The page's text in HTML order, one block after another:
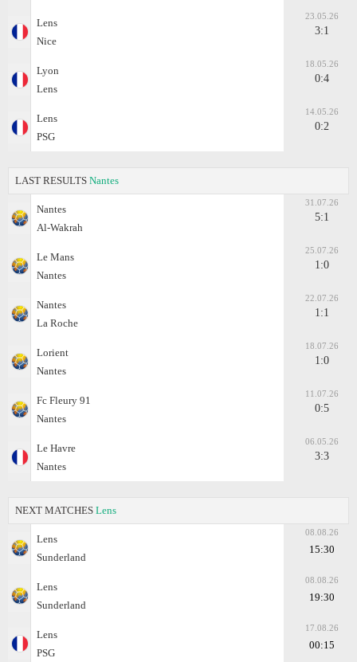
Lens
Nice
23.05.26
3:1
Lyon
Lens
18.05.26
0:4
Lens
PSG
14.05.26
0:2
LAST RESULTS Nantes
Nantes
Al-Wakrah
31.07.26
5:1
Le Mans
Nantes
25.07.26
1:0
Nantes
La Roche
22.07.26
1:1
Lorient
Nantes
18.07.26
1:0
Fc Fleury 91
Nantes
11.07.26
0:5
Le Havre
Nantes
06.05.26
3:3
NEXT MATCHES Lens
Lens
Sunderland
08.08.26
15:30
Lens
Sunderland
08.08.26
19:30
Lens
PSG
17.08.26
00:15